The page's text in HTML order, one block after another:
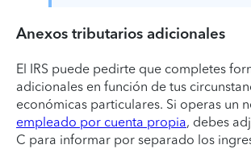
Anexos tributarios adicionales
El IRS puede pedirte que completes
adicionales en función de tus
económicas particulares. Si operas un
empleado por cuenta propia, debes
C para informar por separado los